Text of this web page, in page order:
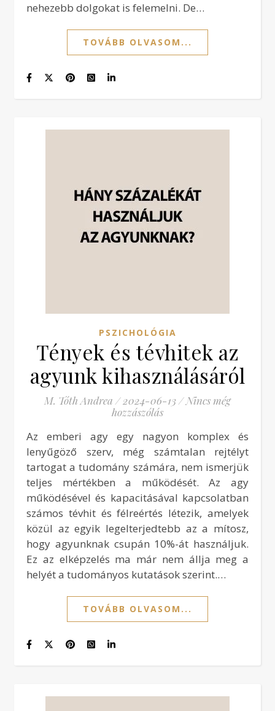
nehezebb dolgokat is felemelni. De…
TOVÁBB OLVASOM...
PSZICHOLÓGIA
Tények és tévhitek az
agyunk kihasználásáról
M. Tóth Andrea / 2024-06-13/ Nincs még
hozzászólás
Az emberi agy egy nagyon komplex és
lenyűgöző szerv, még számtalan rejtélyt
tartogat a tudomány számára, nem ismerjük
teljes mértékben a működését. Az agy
működésével és kapacitásával kapcsolatban
számos tévhit és félreértés létezik, amelyek
közül az egyik legelterjedtebb az a mítosz,
hogy agyunknak csupán 10%-át használjuk.
Ez az elképzelés ma már nem állja meg a
helyét a tudományos kutatások szerint.…
TOVÁBB OLVASOM...